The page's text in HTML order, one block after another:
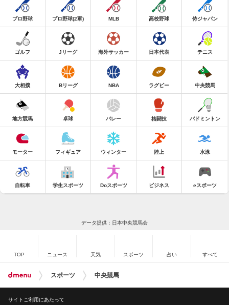
プロ野球 プロ野球(2軍) MLB 高校野球 侍ジャパン
ゴルフ Jリーグ 海外サッカー 日本代表 テニス
大相撲 Bリーグ NBA ラグビー 中央競馬
地方競馬 卓球 バレー 格闘技 バドミントン
モーター フィギュア ウィンター 陸上 水泳
自転車 学生スポーツ Doスポーツ ビジネス eスポーツ
データ提供：日本中央競馬会
TOP ニュース 天気 スポーツ 占い すべて
スポーツ 中央競馬
サイトご利用にあたって